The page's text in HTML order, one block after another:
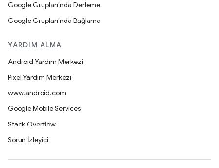
Google Grupları'nda Derleme
Google Grupları'nda Bağlama
YARDIM ALMA
Android Yardım Merkezi
Pixel Yardım Merkezi
www.android.com
Google Mobile Services
Stack Overflow
Sorun İzleyici